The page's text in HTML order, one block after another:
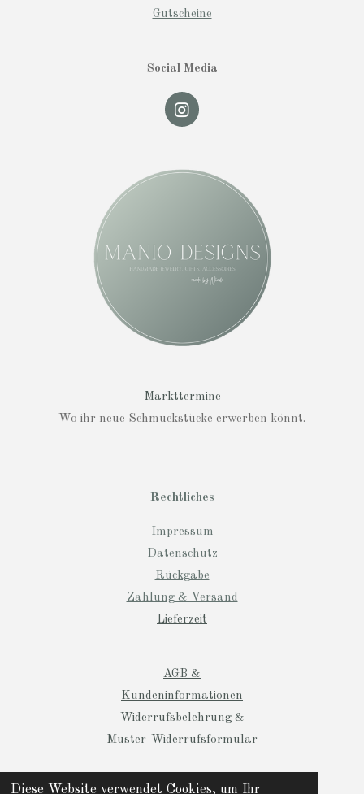
Diese Website verwendet Cookies, um Ihr
Gutscheine
Social Media
I
n
a
Markttermine
Wo ihr neue Schmuckstücke erwerben könnt.
Rechtliches
Impressum
Datenschutz
Rückgabe
Zahlung & Versand
Lieferzeit
AGB &
Kundeninformationen
Widerrufsbelehrung &
Muster-Widerrufsformular
© 2024 Manio Designs